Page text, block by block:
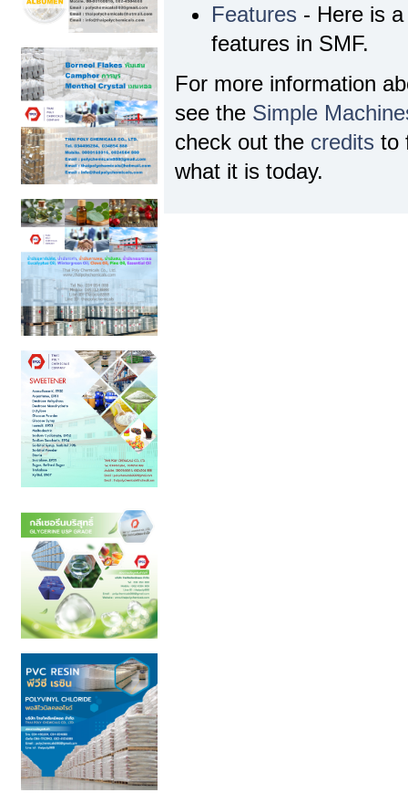
Features - Here is
features in SMF.
For more information
see the Simple
check out the credits to
what it is today.